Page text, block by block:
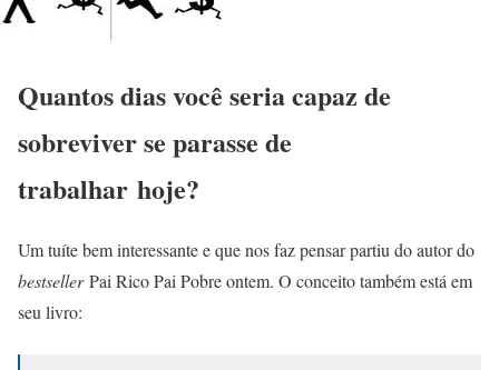
Quantos dias você seria capaz de
sobreviver se parasse de
trabalhar hoje?
Um tuíte bem interessante e que nos faz pensar partiu do autor do
bestsellerPai Rico Pai Pobre ontem. O conceito também está em
seu livro: